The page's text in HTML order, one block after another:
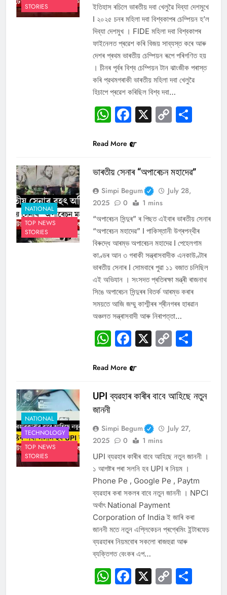
STORIES
ইতিহাস ৰচিলে ভাৰতীয় দবা খেলুৱৈ দিব্যা দেশমুখে
I ২০২৫ চনৰ মহিলা দবা বিশ্বকাপৰ চেম্পিয়ন হ’ল
দিব্যা দেশমুখ । FIDE মহিলা দবা বিশ্বকাপৰ
ফাইনেলত প্ৰৱেশ কৰি বিজয় সাব্যস্ত কৰে আৰু
দেশৰ প্ৰথম ভাৰতীয় চেম্পিয়ন ৰূপে পৰিগণিত হয়
। চীনৰ পূৰ্বৰ বিশ্ব চেম্পিয়ন টান ঝাংজীক পৰাস্ত
কৰি প্রথমগৰাকী ভাৰতীয় মহিলা দবা খেলুৱৈ
হিচাপে প্ৰৱেশ কৰিছিল বিশ্ব দবা…
WhatsApp
Facebook
X Copy
Read More
NATIONAL
TOP NEWS
STORIES
ভাৰতীয় সেনাৰ “অপাৰেচন মহাদেৱ”
Simpi Begum
July 28,
2025
0 1 mins
“অপাৰেচন সিন্দুৰ” ৰ পিছত এইবাৰ ভাৰতীয় সেনাৰ
“অপাৰেচন মহাদেৱ” I পাকিস্তানী উগ্ৰপন্থীৰ
বিৰুদ্ধে আৰম্ভ অপাৰেচন মহাদেৱ I পেহেলগাম
কাণ্ডৰ আন ৩ গৰাকী সন্ত্ৰাসবাদীক এনকাউণ্টাৰ
ভাৰতীয় সেনাৰ I সোমবাৰে পুৱা ১১ বজাত চলিছিল
এই অভিযান । সংসদত প্ৰতিৰক্ষা মন্ত্ৰী ৰাজনাথ
সিঙে অপাৰেচন সিন্দুৰৰ বিতৰ্ক আৰম্ভ কৰাৰ
সময়তে আজি জম্মু কাশ্মীৰৰ শ্ৰীনগৰৰ হাৰৱান
অঞ্চলত সন্ত্ৰাসবাদী আৰু নিৰাপত্তা…
WhatsApp
Facebook
X Copy
Read More
NATIONAL
TECHNOLOGY
TOP NEWS
STORIES
UPI ব্যৱহাৰ কাৰীৰ বাবে আহিছে নতুন
জাননী
Simpi Begum
July 27,
2025
0 1 mins
UPI ব্যৱহাৰ কাৰীৰ বাবে আহিছে নতুন জাননী ।
১ আগষ্টৰ পৰা সলনি হব UPI ৰ নিয়ম ।
Phone Pe , Google Pe , Paytm
ব্যৱহাৰ কৰা সকলৰ বাবে নতুন জাননী । NPCI
অৰ্থাৎ National Payment
Corporation of India ই জাৰি কৰা
জাননী মতে নতুন এপ্লিকেচন প্ৰগ্ৰেমিং ইন্টাৰফেচ
ব্যৱহাৰৰ নিয়মবোৰ সকলো ৰাজহুৱা আৰু
ব্যক্তিগত বেংকৰ এপ…
WhatsApp
Facebook
X Copy